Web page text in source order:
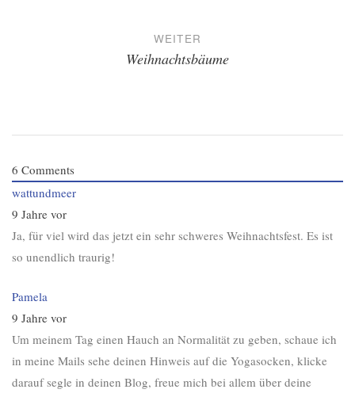
WEITER
Weihnachtsbäume
6 Comments
wattundmeer
9 Jahre vor
Ja, für viel wird das jetzt ein sehr schweres Weihnachtsfest. Es ist
so unendlich traurig!
Pamela
9 Jahre vor
Um meinem Tag einen Hauch an Normalität zu geben, schaue ich
in meine Mails sehe deinen Hinweis auf die Yogasocken, klicke
darauf segle in deinen Blog, freue mich bei allem über deine